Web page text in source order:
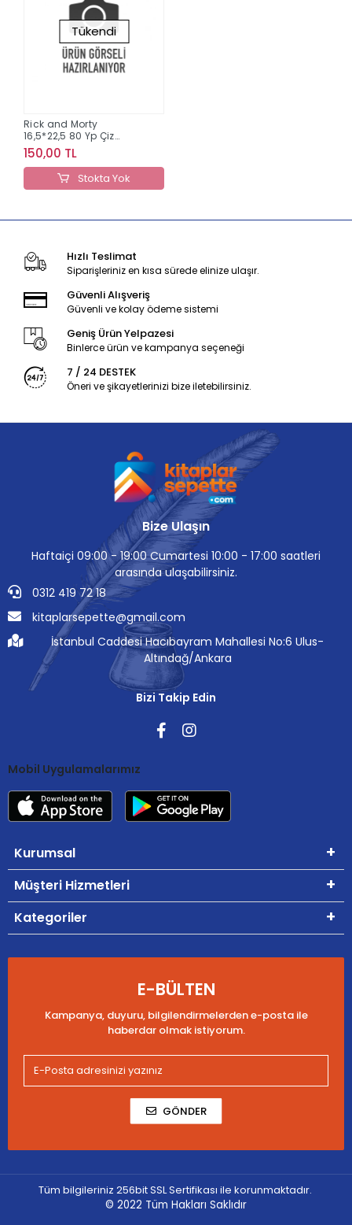
Tükendi
Rick and Morty
16,5*22,5 80 Yp Çiz
Spr.Karton Kapak Defter
150,00 TL
Stokta Yok
Hızlı Teslimat
Siparişleriniz en kısa sürede elinize ulaşır.
Güvenli Alışveriş
Güvenli ve kolay ödeme sistemi
Geniş Ürün Yelpazesi
Binlerce ürün ve kampanya seçeneği
7 / 24 DESTEK
Öneri ve şikayetlerinizi bize iletebilirsiniz.
Bize Ulaşın
Haftaiçi 09:00 - 19:00 Cumartesi 10:00 - 17:00 saatleri
arasında ulaşabilirsiniz.
0312 419 72 18
kitaplarsepette@gmail.com
İstanbul Caddesi Hacıbayram Mahallesi No:6 Ulus-
Altındağ/Ankara
Bizi Takip Edin
Mobil Uygulamalarımız
Kurumsal
Müşteri Hizmetleri
Kategoriler
E-BÜLTEN
Kampanya, duyuru, bilgilendirmelerden e-posta ile
haberdar olmak istiyorum.
GÖNDER
Tüm bilgileriniz 256bit SSL Sertifikası ile korunmaktadır.
© 2022 Tüm Hakları Saklıdır